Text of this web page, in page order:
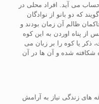
می آید. افراد محلی در
که دو بانو از نوادگان
ظالم آن زمان بودند و
از پناه اوردن به این کوه
ذکر یا کوه را بر زبان می
شکافته شده و آن ها در آن
های زندگی نیاز به آرامش